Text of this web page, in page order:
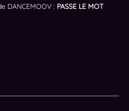
DANCEMOOV : PASSE LE MOT